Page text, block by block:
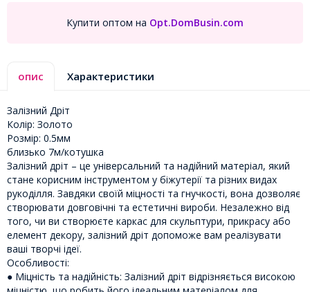
Купити оптом на Opt.DomBusin.com
опис Характеристики
Залізний Дріт
Колір: Золото
Розмір: 0.5мм
близько 7м/котушка
Залізний дріт – це універсальний та надійний матеріал, який
стане корисним інструментом у біжутерії та різних видах
рукоділля. Завдяки своїй міцності та гнучкості, вона дозволяє
створювати довговічні та естетичні вироби. Незалежно від
того, чи ви створюєте каркас для скульптури, прикрасу або
елемент декору, залізний дріт допоможе вам реалізувати
ваші творчі ідеї.
Особливості:
● Міцність та надійність: Залізний дріт відрізняється високою